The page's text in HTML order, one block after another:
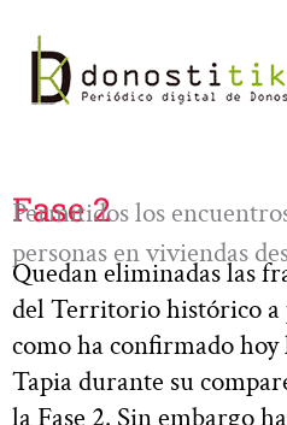
contenido
Fase 2
Permitidos los
personas en viviendas
Quedan eliminadas las
del Territorio histórico
como ha confirmado
Tapia durante su
la Fase 2. Sin embargo